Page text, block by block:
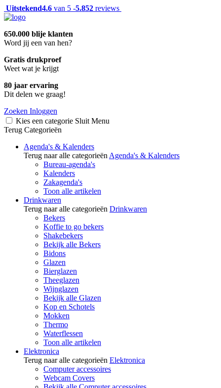
Uitstekend4.6 van 5 -5.852 reviews
650.000 blije klanten
Word jij een van hen?
Gratis drukproef
Weet wat je krijgt
80 jaar ervaring
Dit delen we graag!
Zoeken Inloggen
Kies een categorie Sluit Menu
Terug Categorieën
Agenda's & Kalenders
Terug naar alle categorieën Agenda's & Kalenders
Bureau-agenda's
Kalenders
Zakagenda's
Toon alle artikelen
Drinkwaren
Terug naar alle categorieën Drinkwaren
Bekers
Koffie to go bekers
Shakebekers
Bekijk alle Bekers
Bidons
Glazen
Bierglazen
Theeglazen
Wijnglazen
Bekijk alle Glazen
Kop en Schotels
Mokken
Thermo
Waterflessen
Toon alle artikelen
Elektronica
Terug naar alle categorieën Elektronica
Computer accessoires
Webcam Covers